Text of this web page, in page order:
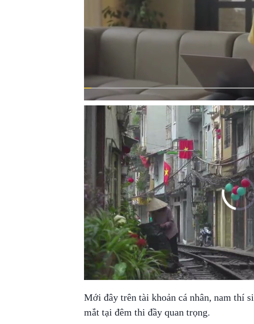
00:00/00:59 VIETNAM HLS
Mới đây trên tài khoản cá nhân, nam thí
mắt tại đêm thi đầy quan trọng.